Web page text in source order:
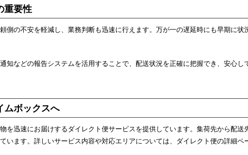
重要性
側の不安を軽減し、業務判断も迅速に行えます。万が一の遅延時にも早期に
知などの報告システムを活用することで、配送状況を正確に把握でき、安心し
ムボックスへ
を迅速にお届けするダイレクト便サービスを提供しています。集荷先から配
います。詳しいサービス内容や対応エリアについては、ダイレクト便の詳細ペ